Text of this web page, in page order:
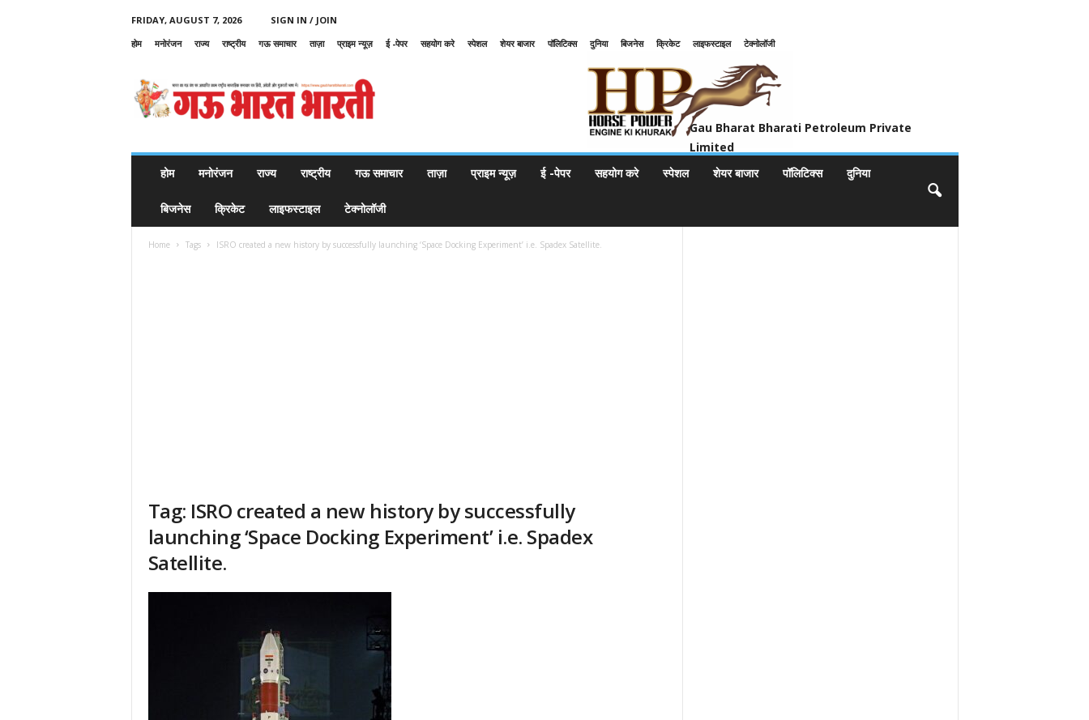
FRIDAY, AUGUST 7, 2026
SIGN IN / JOIN
होम
मनोरंजन राज्य राष्ट्रीय गऊ समाचार ताज़ा प्राइम न्यूज़ ई -पेपर सहयोग करे स्पेशल शेयर बाजार पॉलिटिक्स दुनिया बिजनेस क्रिकेट लाइफस्टाइल
टेक्नोलॉजी
u
Gau Bharat Bharati Petroleum Private
Limited
होम
मनोरंजन राज्य राष्ट्रीय गऊ समाचार ताज़ा प्राइम न्यूज़ ई -पेपर सहयोग करे स्पेशल शेयर बाजार पॉलिटिक्स दुनिया
बिजनेस क्रिकेट लाइफस्टाइल टेक्नोलॉजी
Home Tags ISRO created a new history by successfully launching ‘Space Docking Experiment’ i.e. Spadex Satellite.
Tag: ISRO created a new history by successfully
launching ‘Space Docking Experiment’ i.e. Spadex
Satellite.